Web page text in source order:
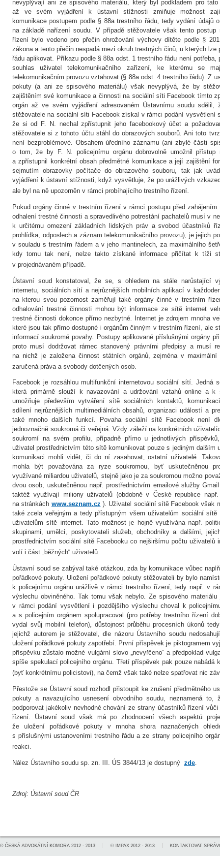
nevyplývají ani ze spisového materiálu, který byl podkladem pro
až ve svém vyjádření k ústavní stížnosti zmiňuje možnost
komunikace postupem podle § 88a trestního řádu, tedy vydání údajů
na základě nařízení soudu. V případě stěžovatele však tento
řízení bylo vedeno pro přečin ohrožování výchovy dítěte podle §
zákona a tento přečin nespadá mezi okruh trestných činů, u kterých lze
řádu aplikovat. Příkazu podle § 88a odst. 1 trestního řádu není
souhlas uživatel telekomunikačního zařízení, ke kterému se
telekomunikačním provozu vztahovat (§ 88a odst. 4 trestního řádu). Z
pokuty (a ani ze spisového materiálu) však nevyplývá, že by
zajištěním své komunikace a činnosti na sociální síti Facebook tímto
orgán až ve svém vyjádření adresovaném Ústavnímu soudu sdělil,
stěžovatele na sociální síti Facebook získal v rámci podání vysvětlení
že si od F. N. nechal zpřístupnit jeho facebookový účet a
stěžovatele si z tohoto účtu stáhl do obrazových souborů. Ani toto
není bezproblémové. Obsahem úředního záznamu (ani zbylé části
o tom, že by F. N. policejnímu orgánu dobrovolně umožnil přístup
a zpřístupnil konkrétní obsah předmětné komunikace a její zajištění
sejmutím obrazovky počítače do obrazového souboru, tak jak
vyjádření k ústavní stížnosti, když vysvětluje, že po urážlivých
ale byl na ně upozorněn v rámci probíhajícího trestního řízení.
Pokud orgány činné v trestním řízení v rámci postupu před
odhalení trestné činnosti a spravedlivého potrestání pachatelů musí v
k určitému omezení základních lidských práv a svobod účastníků
prohlídka, odposlech a záznam telekomunikačního provozu), je jejich
v souladu s trestním řádem a v jeho mantinelech, za maximálního
kdy tomu tak není, nelze takto získané informace přičítat k tíži
v projednávaném případě.
Ústavní soud konstatoval, že se, s ohledem na stále narůstající
internetu, sociálních sítí a nejrůznějších mobilních aplikací v
na kterou svou pozornost zaměřují také orgány činné v trestním
odhalování trestné činnosti mohou být informace ze sítě internet
trestné činnosti dokonce přímo nezbytné. Internet je zdrojem mnoha
které jsou tak přímo dostupné i orgánům činným v trestním řízení, ale
informací soukromé povahy. Postupy aplikované příslušnými orgány
proto musí dodržovat rámec stanovený právními předpisy a musí
na nichž je založena činnost státních orgánů, zejména v
zaručená práva a svobody dotčených osob.
Facebook je rozsáhlou multifunkční internetovou sociální sítí. Jedná
která primárně slouží k navazování a udržování vztahů online a k
umožňuje především vytváření sítě sociálních kontaktů,
sdílení nejrůznějších multimediálních obsahů, organizaci událostí a
také mnoho dalších funkcí. Povaha sociální sítě Facebook není
jednoznačně soukromá či veřejná. Vždy záleží na konkrétních
soukromí na svém profilu, případně přímo u jednotlivých
uživatel prostřednictvím této sítě komunikovat pouze s jediným dalším
komunikaci mohli vidět, či do ní zasahovat, ostatní uživatelé.
mohla být považována za ryze soukromou, byť uskutečněnou
využívané miliardou uživatelů, stejně jako je za soukromou možno
dvou osob, uskutečněnou např. prostřednictvím emailové služby
taktéž využívají miliony uživatelů (obdobně v České republice
na stránkách www.seznam.cz ). Uživatel sociální sítě Facebook však
také zcela veřejným a tedy přístupným všem uživatelům sociální sítě
uživatelům sítě internet. Tato možnost je hojně využívána např.
skupinami, umělci, poskytovateli služeb, obchodníky a dalšími,
prostřednictvím sociální sítě Facebooku co nejširšímu počtu uživatelů
volí i část „běžných“ uživatelů.
Ústavní soud se zabýval také otázkou, zda by komunikace vůbec
pořádkové pokuty. Uložení pořádkové pokuty stěžovateli by bylo
k policejnímu orgánu urážlivě v rámci trestního řízení, tedy např. v
výslechu obviněného. Tak tomu však nebylo. Ze spisového
v rámci podání vysvětlení i pozdějšího výslechu choval k
a s policejním orgánem spolupracoval (pro potřeby trestního řízení
vydal svůj mobilní telefon), důstojnost průběhu procesních úkonů
jejichž autorem je stěžovatel, dle názoru Ústavního soudu
uložení pořádkové pokuty zapotřebí. První příspěvek je piktogramem
příspěvku zůstalo možné vulgární slovo „nevyřčeno“ a předpoklad
spíše spekulací policejního orgánu. Třetí příspěvek pak pouze nabádá
(byť konkrétnímu policistovi), na čemž však také nelze spatřovat nic
Přestože se Ústavní soud rozhodl přistoupit ke zrušení předmětného
pokuty a navazujícího usnesení obvodního soudu, neznamená
podporovat jakékoliv nevhodné chování ze strany účastníků řízení
řízení. Ústavní soud však má po zhodnocení všech aspektů
že uložení pořádkové pokuty v mnoha shora naznačených
s příslušnými ustanoveními trestního řádu a ze strany policejního
reakci.
Nález Ústavního soudu sp. zn. III. ÚS 3844/13 je dostupný zde
Zdroj: Ústavní soud ČR
© ČESKÁ ADVOKÁTNÍ KOMORA 2012 - 2013 © IMPAX 2012 - 2013 KONTAKTOVAT